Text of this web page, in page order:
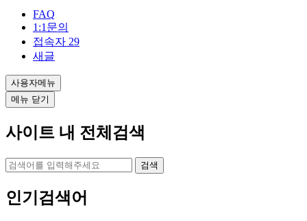
FAQ
1:1문의
접속자 29
새글
사용자메뉴
메뉴 닫기
사이트 내 전체검색
검색
인기검색어